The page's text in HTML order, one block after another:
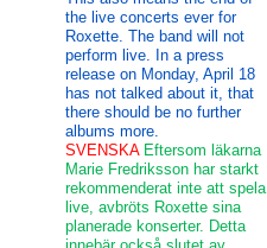
the live concerts ever for
Roxette. The band will not
perform live. In a press
release on Monday, April 18
has not talked about it, that
there should be no further
albums more.
SVENSKA Eftersom läkarna
Marie Fredriksson har starkt
rekommenderat inte att spela
live, avbröts Roxette sina
planerade konserter. Detta